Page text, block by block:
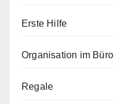
Erste Hilfe
Organisation im Büro
Regale